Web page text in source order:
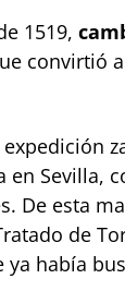
1519,
convirtió
en Sevilla,
De esta
de
había